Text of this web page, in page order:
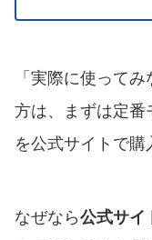
「実際に使って
方は、まずは定番
を公式サイトで購
なぜなら公式サイ